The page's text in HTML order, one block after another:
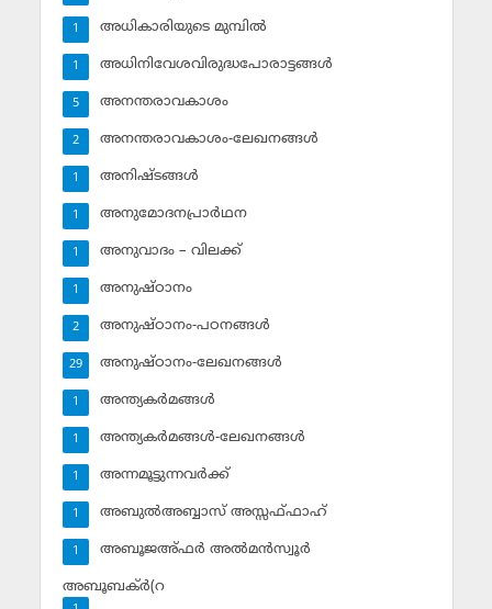
അധികാരിയുടെ മുമ്പില്‍
1
അധിനിവേശവിരുദ്ധപോരാട്ടങ്ങള്‍
1
അനന്തരാവകാശം
5
അനന്തരാവകാശം-ലേഖനങ്ങള്‍
2
അനിഷ്ടങ്ങള്‍
1
അനുമോദനപ്രാര്‍ഥന
1
അനുവാദം – വിലക്ക്‌
1
അനുഷ്ഠാനം
1
അനുഷ്ഠാനം-പഠനങ്ങള്‍
2
അനുഷ്ഠാനം-ലേഖനങ്ങള്‍
29
അന്ത്യകര്‍മങ്ങള്‍
1
അന്ത്യകര്‍മങ്ങള്‍-ലേഖനങ്ങള്‍
1
അന്നമൂട്ടുന്നവര്‍ക്ക്
1
അബുല്‍അബ്ബാസ് അസ്സഫ്ഫാഹ്‌
1
അബൂജഅ്ഫര്‍ അല്‍മന്‍സ്വൂര്‍
1
അബൂബക്ര്‍(റ